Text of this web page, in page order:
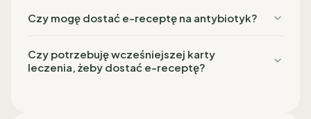
Czy mogę dostać e-receptę na antybiotyk?
Czy potrzebuję wcześniejszej karty
leczenia, żeby dostać e-receptę?